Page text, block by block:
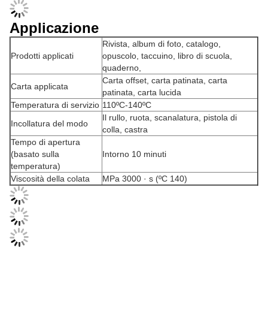
Applicazione
Prodotti applicati
Rivista, album di foto, catalogo,
opuscolo, taccuino, libro di scuola,
quaderno,
Carta applicata
Carta offset, carta patinata, carta
patinata, carta lucida
Temperatura di servizio 110ºC-140ºC
Incollatura del modo
Il rullo, ruota, scanalatura, pistola di
colla, castra
Tempo di apertura
(basato sulla
temperatura)
Intorno 10 minuti
Viscosità della colata MPa 3000 · s (ºC 140)